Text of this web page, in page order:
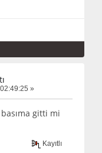
»
gitti mi
Kayıtlı